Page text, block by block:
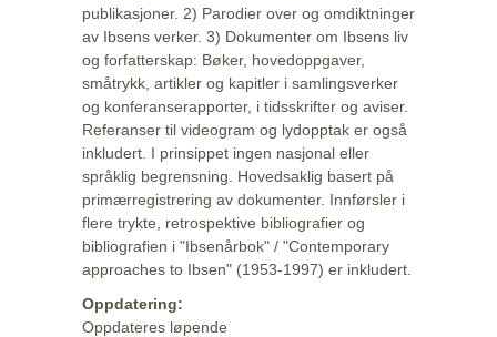
publikasjoner. 2) Parodier over og omdiktninger
av Ibsens verker. 3) Dokumenter om Ibsens liv
og forfatterskap: Bøker, hovedoppgaver,
småtrykk, artikler og kapitler i samlingsverker
og konferanserapporter, i tidsskrifter og aviser.
Referanser til videogram og lydopptak er også
inkludert. I prinsippet ingen nasjonal eller
språklig begrensning. Hovedsaklig basert på
primærregistrering av dokumenter. Innførsler i
flere trykte, retrospektive bibliografier og
bibliografien i "Ibsenårbok" / "Contemporary
approaches to Ibsen" (1953-1997) er inkludert.
Oppdatering:
Oppdateres løpende